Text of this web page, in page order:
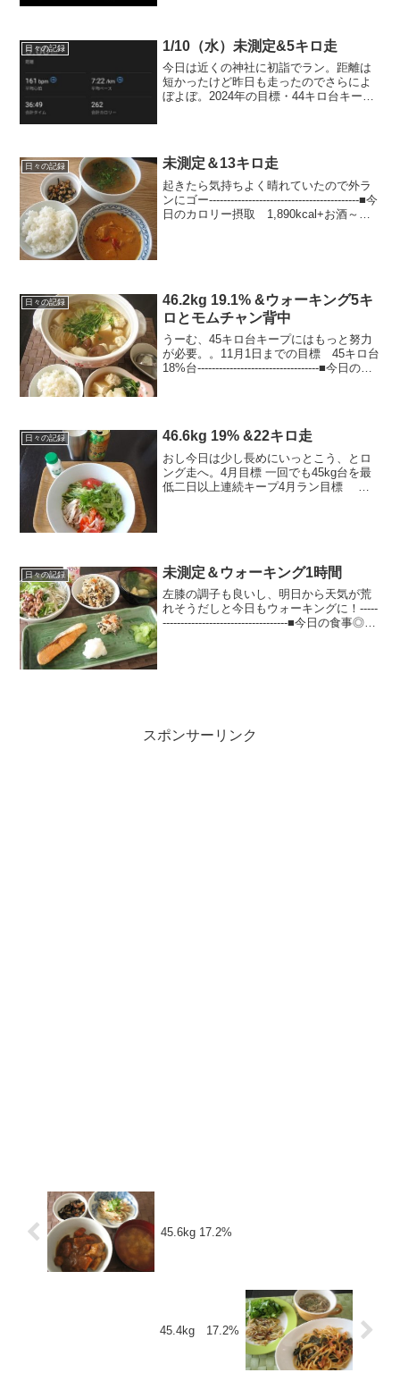
日々の記録 1/10（水）未測定&5キロ走
今日は近くの神社に初詣でラン。距離は
短かったけど昨日も走ったのでさらによ
ぼよぼ。2024年の目標・44キロ台キープ
き...
日々の記録 未測定＆13キロ走
起きたら気持ちよく晴れていたので外ラ
ンにゴー------------------------------------------■今
日のカロリー摂取 1,890kcal+お酒～◎
日々の記録
46.2kg 19.1% &ウォーキング5キ
ロとモムチャン背中
うーむ、45キロ台キープにはもっと努力
が必要。。11月1日までの目標 45キロ台
18%台----------------------------------■今日の食
日々の記録 46.6kg 19% &22キロ走
おし今日は少し長めにいっとこう、とロ
ング走へ。4月目標 一回でも45kg台を最
低二日以上連続キープ4月ラン目標 最
日々の記録 未測定＆ウォーキング1時間
左膝の調子も良いし、明日から天気が荒
れそうだしと今日もウォーキングに！-----
-----------------------------------■今日の食事◎
スポンサーリンク
45.6kg 17.2%
45.4kg 17.2%